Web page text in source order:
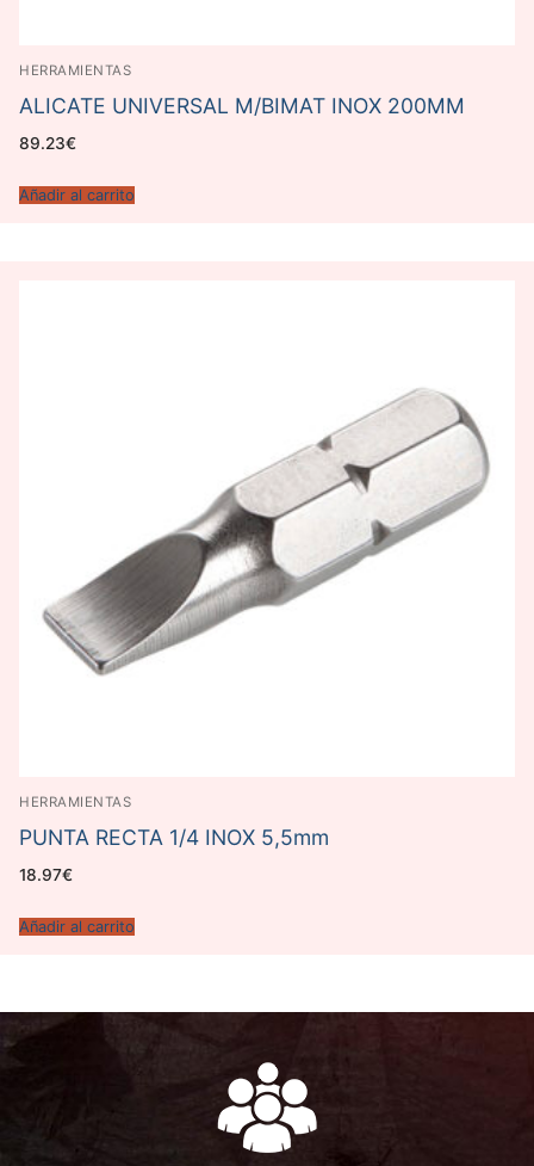
HERRAMIENTAS
ALICATE UNIVERSAL M/BIMAT INOX 200MM
89.23€
Añadir al carrito
HERRAMIENTAS
PUNTA RECTA 1/4 INOX 5,5mm
18.97€
Añadir al carrito